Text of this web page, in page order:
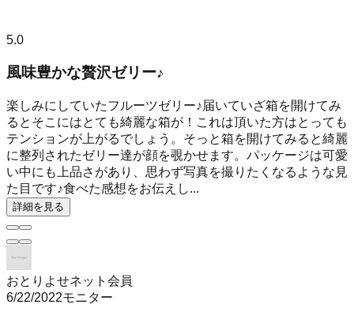
5.0
風味豊かな贅沢ゼリー♪
楽しみにしていたフルーツゼリー♪届いていざ箱を開けてみ
るとそこにはとても綺麗な箱が！これは頂いた方はとっても
テンションが上がるでしょう。そっと箱を開けてみると綺麗
に整列されたゼリー達が顔を覗かせます。パッケージは可愛
い中にも上品さがあり、思わず写真を撮りたくなるような見
た目です♪食べた感想をお伝えし...
詳細を見る
おとりよせネット会員
6/22/2022モニター